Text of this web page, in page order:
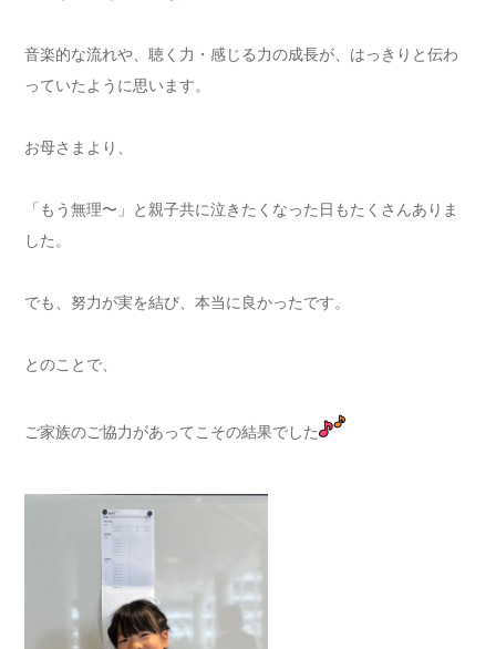
音楽的な流れや、聴く力・感じる力の成長が、はっきりと伝わ
っていたように思います。
お母さまより、
「もう無理〜」と親子共に泣きたくなった日もたくさんありま
した。
でも、努力が実を結び、本当に良かったです。
とのことで、
ご家族のご協力があってこその結果でした